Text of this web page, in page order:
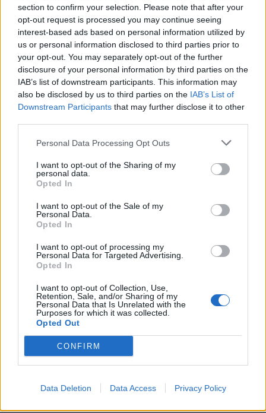
section to confirm your selection. Please note that after your
opt-out request is processed you may continue seeing
interest-based ads based on personal information utilized by
us or personal information disclosed to third parties prior to
your opt-out. You may separately opt-out of the further
disclosure of your personal information by third parties on the
IAB’s list of downstream participants. This information may
also be disclosed by us to third parties on the IAB’s List of
Downstream Participants that may further disclose it to other
Personal Data Processing Opt Outs
I want to opt-out of the Sharing of my
personal data.
Opted In
I want to opt-out of the Sale of my
Personal Data.
Opted In
I want to opt-out of processing my
Personal Data for Targeted Advertising.
Opted In
I want to opt-out of Collection, Use,
Retention, Sale, and/or Sharing of my
Personal Data that Is Unrelated with the
Purposes for which it was collected.
Opted Out
CONFIRM
Data Deletion Data Access Privacy Policy
Reine Margrethe II hospitalisée : l’alerte au cœur qui
inquiète le Danemark
19 mai 2026
Kate Middleton et le prince William ont trouvé leur
« maison pour toujours » : où vont-ils vivre
désormais ?
28 août 2025